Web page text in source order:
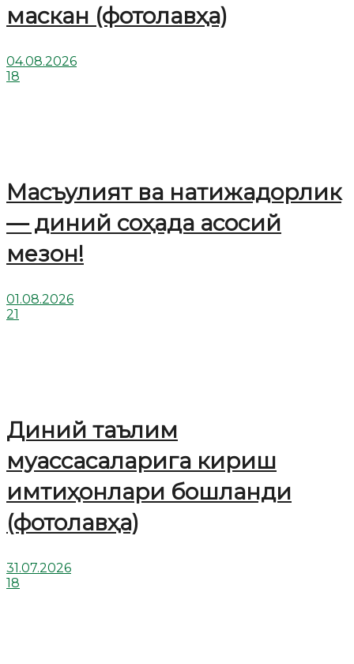
маскан (фотолавҳа)
04.08.2026
18
Масъулият ва натижадорлик
— диний соҳада асосий
мезон!
01.08.2026
21
Диний таълим
муассасаларига кириш
имтиҳонлари бошланди
(фотолавҳа)
31.07.2026
18